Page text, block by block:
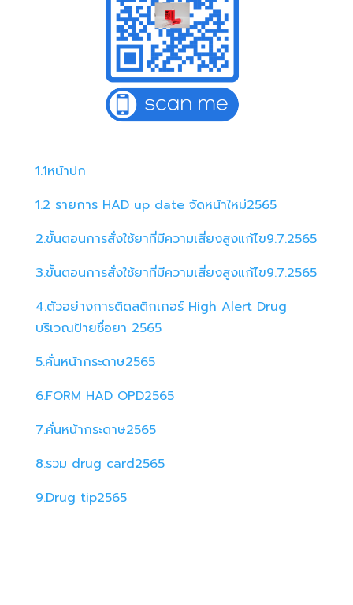
1.1หน้าปก
1.2 รายการ HAD up date จัดหน้าใหม่2565
2.ขั้นตอนการสั่งใช้ยาที่มีความเสี่ยงสูงแก้ไข9.7.2565
3.ขั้นตอนการสั่งใช้ยาที่มีความเสี่ยงสูงแก้ไข9.7.2565
4.ตัวอย่างการติดสติกเกอร์ High Alert Drug
บริเวณป้ายชื่อยา 2565
5.คั่นหน้ากระดาษ2565
6.FORM HAD OPD2565
7.คั่นหน้ากระดาษ2565
8.รวม drug card2565
9.Drug tip2565